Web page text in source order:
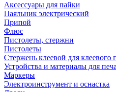
Аксессуары для пайки
Паяльник электрический
Припой
Флюс
Пистолеты, стержни
Пистолеты
Стержень клеевой для клеевого
Устройства и материалы для
Маркеры
Электроинструмент и оснастка